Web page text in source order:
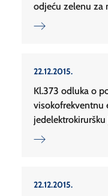
odjeću zelenu za
22.12.2015.
Kl.373 odluka o
visokofrekventnu
22.12.2015.